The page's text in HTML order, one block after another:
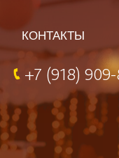
КОНТАКТЫ
+7 (918)